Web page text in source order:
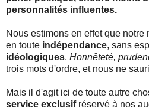
personnalités influentes.
Nous estimons en effet que notre
en toute indépendance, sans
idéologiques. Honnêteté,
trois mots d'ordre, et nous ne
Mais il d'agit ici de toute autre
service exclusifréservé à nos